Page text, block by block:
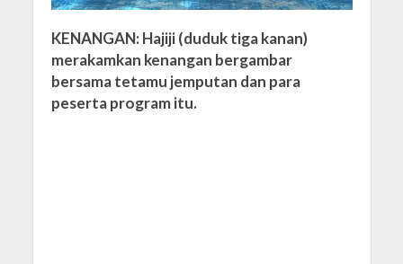
KENANGAN: Hajiji (duduk tiga kanan)
merakamkan kenangan bergambar
bersama tetamu jemputan dan para
peserta program itu.